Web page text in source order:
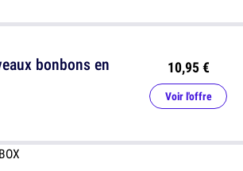
bonbons en
10,95 €
Voir l'offre